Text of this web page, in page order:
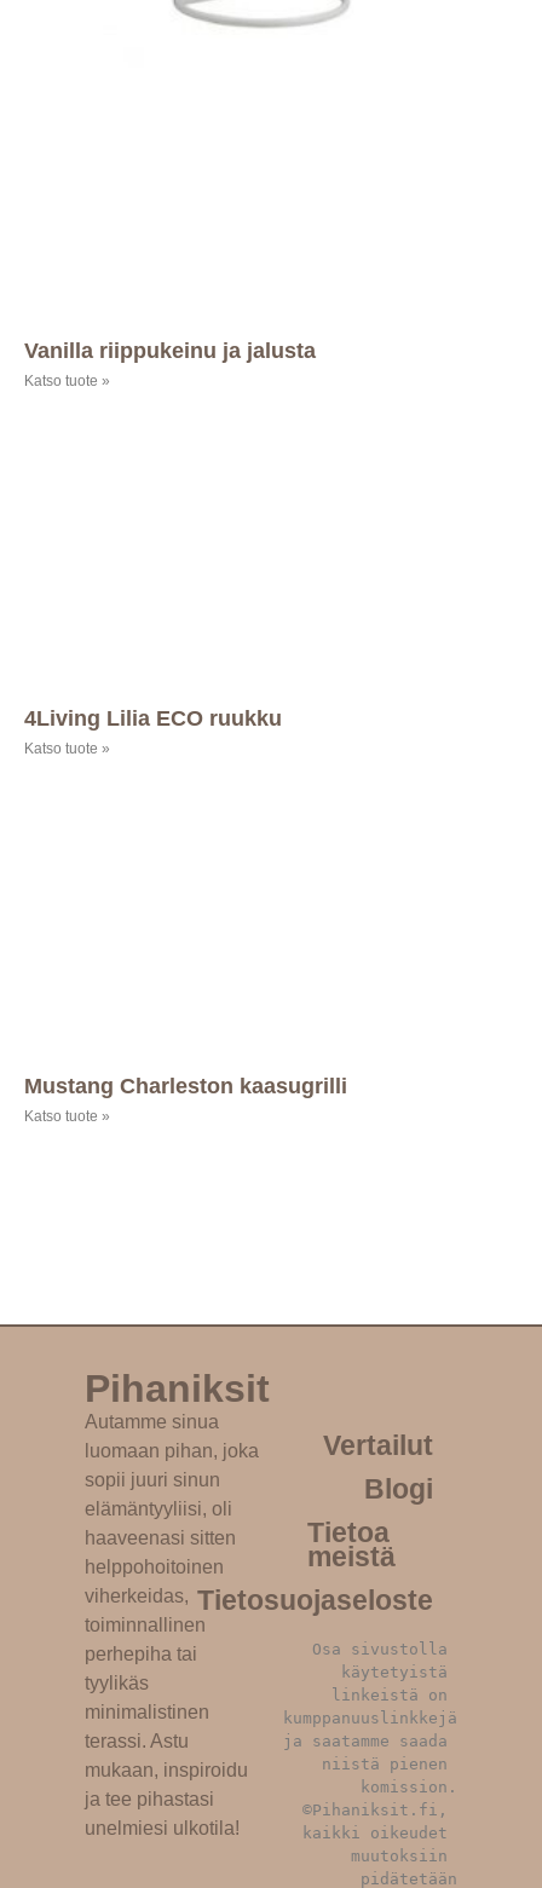
Vanilla riippukeinu ja jalusta
Katso tuote »
4Living Lilia ECO ruukku
Katso tuote »
Mustang Charleston kaasugrilli
Katso tuote »
Little Tikes hiekka- ja vesileikkipöytä
Katso tuote »
Pihaniksit
Autamme sinua
luomaan pihan, joka
sopii juuri sinun
elämäntyyliisi, oli
haaveenasi sitten
helppohoitoinen
viherkeidas,
toiminnallinen
perhepiha tai
tyylikäs
minimalistinen
terassi. Astu
mukaan, inspiroidu
ja tee pihastasi
unelmiesi ulkotila!
Vertailut
Blogi
Tietoa
meistä
Tietosuojaseloste
Osa sivustolla
käytetyistä
linkeistä on
kumppanuuslinkkejä
ja saatamme saada
niistä pienen
komission.
©Pihaniksit.fi,
kaikki oikeudet
muutoksiin
pidätetään